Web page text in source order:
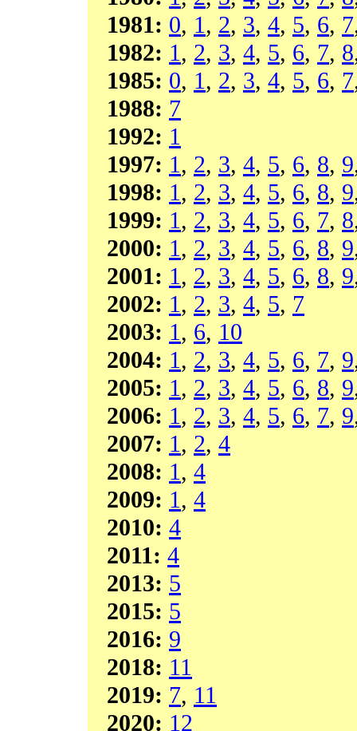
1981: 0, 1, 2, 3, 4, 5, 6, 7
1982: 1, 2, 3, 4, 5, 6, 7, 8
1985: 0, 1, 2, 3, 4, 5, 6, 7
1988: 7
1992: 1
1997: 1, 2, 3, 4, 5, 6, 8, 9
1998: 1, 2, 3, 4, 5, 6, 8, 9
1999: 1, 2, 3, 4, 5, 6, 7, 8
2000: 1, 2, 3, 4, 5, 6, 8, 9
2001: 1, 2, 3, 4, 5, 6, 8, 9
2002: 1, 2, 3, 4, 5, 7
2003: 1, 6, 10
2004: 1, 2, 3, 4, 5, 6, 7, 9
2005: 1, 2, 3, 4, 5, 6, 8, 9
2006: 1, 2, 3, 4, 5, 6, 7, 9
2007: 1, 2, 4
2008: 1, 4
2009: 1, 4
2010: 4
2011: 4
2013: 5
2015: 5
2016: 9
2018: 11
2019: 7, 11
2020: 12